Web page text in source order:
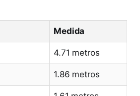
Medida
4.71 metros
1.86 metros